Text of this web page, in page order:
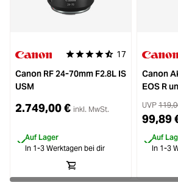
Durchschnittliche Bewertung
17
Canon RF 24-70mm F2.8L IS
USM
2.749,00 € inkl. MwSt.
Auf Lager
In 1-3 Werktagen bei dir
Canon
EOS R
UVP
99,89
Auf
In 1-3